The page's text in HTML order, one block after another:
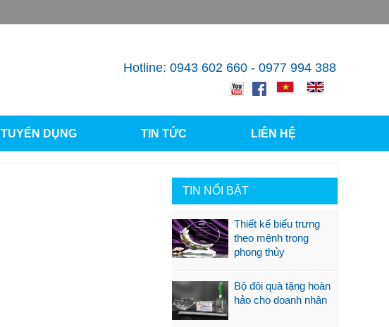
Hotline: 0943 602 660 - 0977 994 388
TUYỂN DỤNG TIN TỨC LIÊN HỆ
TIN NỔI BẬT
Thiết kế biểu trưng
theo mệnh trong
phong thủy
Bộ đôi quà tặng hoàn
hảo cho doanh nhân